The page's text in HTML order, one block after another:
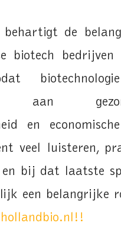
behartigt de
biotech
aan
en
veel luisteren,
en bij dat laatste
een belangrijke
hollandbio.nl!!